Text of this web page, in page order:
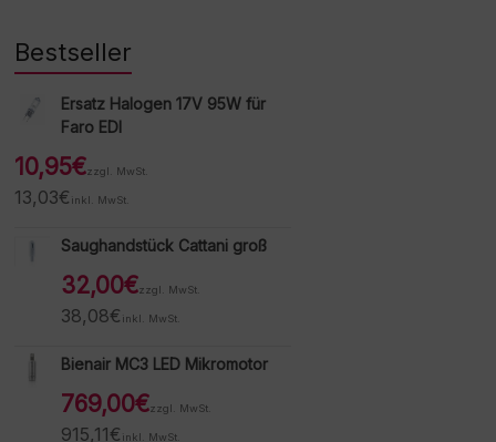
Bestseller
Ersatz Halogen 17V 95W für
Faro EDI
10,95€zzgl. MwSt.
13,03€ inkl. MwSt.
Saughandstück Cattani groß
32,00€zzgl. MwSt.
38,08€ inkl. MwSt.
Bienair MC3 LED Mikromotor
769,00€zzgl. MwSt.
915,11€ inkl. MwSt.